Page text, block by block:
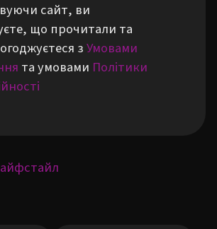
сайт, ви
що прочитали та
зУмовами
та умовами Політики